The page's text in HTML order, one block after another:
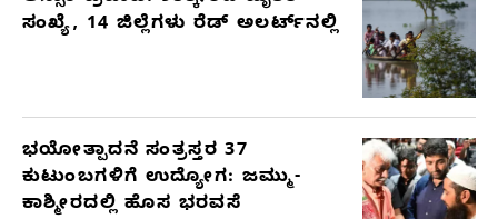
ಸಂಖ್ಯೆ, 14 ಜಿಲ್ಲೆಗಳು ರೆಡ್ ಅಲರ್ಟ್‌ನಲ್ಲಿ
ಭಯೋತ್ಪಾದನೆ ಸಂತ್ರಸ್ತರ 37
ಕುಟುಂಬಗಳಿಗೆ ಉದ್ಯೋಗ: ಜಮ್ಮು-
ಕಾಶ್ಮೀರದಲ್ಲಿ ಹೊಸ ಭರವಸೆ